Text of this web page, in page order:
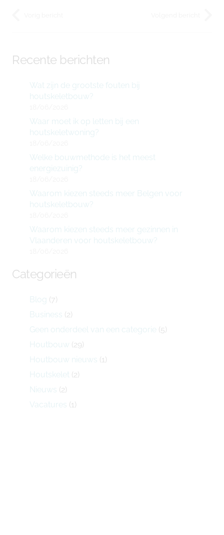
Recente berichten
Wat zijn de grootste fouten bij
houtskeletbouw?
Waar moet ik op letten bij een
houtskeletwoning?
Welke bouwmethode is het meest
energiezuinig?
Waarom kiezen steeds meer Belgen voor
houtskeletbouw?
Waarom kiezen steeds meer gezinnen in
Vlaanderen voor houtskeletbouw?
Categorieën
Blog (7)
Business (2)
Geen onderdeel van een categorie (5)
Houtbouw (29)
Houtbouw nieuws (1)
Houtskelet (2)
Nieuws (2)
Vacatures (1)